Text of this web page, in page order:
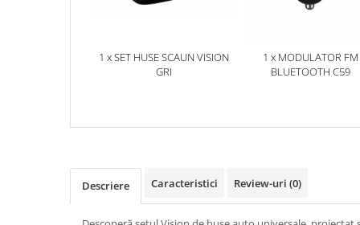
Piese Caroserie
Amortizoare Capota
1 x SET HUSE SCAUN VISION
GRI
1 x MODULATOR FM
BLUETOOTH C59
Descriere Caracteristici Review-uri (0)